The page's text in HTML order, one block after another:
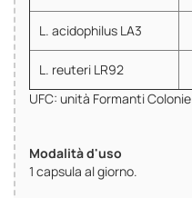
L. acidophilus LA3
L. reuteri LR92
UFC: unità Formanti Colonie
Modalità d'uso
1 capsula al giorno.